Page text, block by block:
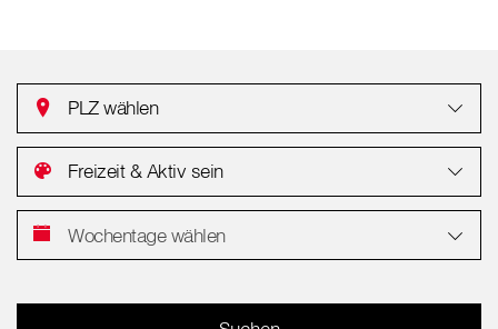
PLZ wählen
Freizeit & Aktiv sein
Wochentage wählen